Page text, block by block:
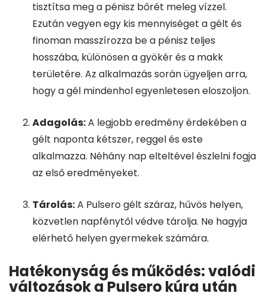
tisztítsa meg a pénisz bőrét meleg vízzel.
Ezután vegyen egy kis mennyiséget a gélt és
finoman masszírozza be a pénisz teljes
hosszába, különösen a gyökér és a makk
területére. Az alkalmazás során ügyeljen arra,
hogy a gél mindenhol egyenletesen eloszoljon.
Adagolás:A legjobb eredmény érdekében a
gélt naponta kétszer, reggel és este
alkalmazza. Néhány nap elteltével észlelni fogja
az első eredményeket.
Tárolás:A Pulsero gélt száraz, hűvös helyen,
közvetlen napfénytől védve tárolja. Ne hagyja
elérhető helyen gyermekek számára.
Hatékonyság és működés: valódi
változások a Pulsero kúra után